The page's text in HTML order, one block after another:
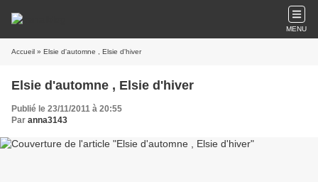
MENU
Accueil » Elsie d'automne , Elsie d'hiver
Elsie d'automne , Elsie d'hiver
Publié le 23/11/2011 à 20:55
Par anna3143